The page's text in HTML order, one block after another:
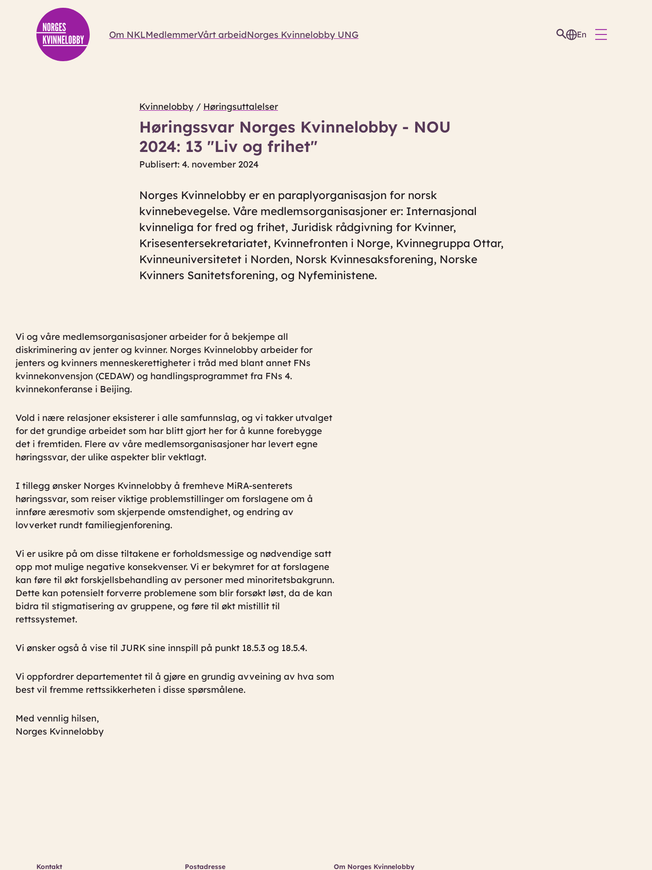
Om NKLMedlemmerVårt arbeidNorges Kvinnelobby UNG En
Kvinnelobby / Høringsuttalelser
Høringssvar Norges Kvinnelobby - NOU
2024: 13 "Liv og frihet"
Publisert: 4. november 2024
Norges Kvinnelobby er en paraplyorganisasjon for norsk
kvinnebevegelse. Våre medlemsorganisasjoner er: Internasjonal
kvinneliga for fred og frihet, Juridisk rådgivning for Kvinner,
Krisesentersekretariatet, Kvinnefronten i Norge, Kvinnegruppa Ottar,
Kvinneuniversitetet i Norden, Norsk Kvinnesaksforening, Norske
Kvinners Sanitetsforening, og Nyfeministene.
Vi og våre medlemsorganisasjoner arbeider for å bekjempe all
diskriminering av jenter og kvinner. Norges Kvinnelobby arbeider for
jenters og kvinners menneskerettigheter i tråd med blant annet FNs
kvinnekonvensjon (CEDAW) og handlingsprogrammet fra FNs 4.
kvinnekonferanse i Beijing.
Vold i nære relasjoner eksisterer i alle samfunnslag, og vi takker utvalget
for det grundige arbeidet som har blitt gjort her for å kunne forebygge
det i fremtiden. Flere av våre medlemsorganisasjoner har levert egne
høringssvar, der ulike aspekter blir vektlagt.
I tillegg ønsker Norges Kvinnelobby å fremheve MiRA-senterets
høringssvar, som reiser viktige problemstillinger om forslagene om å
innføre æresmotiv som skjerpende omstendighet, og endring av
lovverket rundt familiegjenforening.
Vi er usikre på om disse tiltakene er forholdsmessige og nødvendige satt
opp mot mulige negative konsekvenser. Vi er bekymret for at forslagene
kan føre til økt forskjellsbehandling av personer med minoritetsbakgrunn.
Dette kan potensielt forverre problemene som blir forsøkt løst, da de kan
bidra til stigmatisering av gruppene, og føre til økt mistillit til
rettssystemet.
Vi ønsker også å vise til JURK sine innspill på punkt 18.5.3 og 18.5.4.
Vi oppfordrer departementet til å gjøre en grundig avveining av hva som
best vil fremme rettssikkerheten i disse spørsmålene.
Med vennlig hilsen,
Norges Kvinnelobby
Kontakt Postadresse Om Norges Kvinnelobby